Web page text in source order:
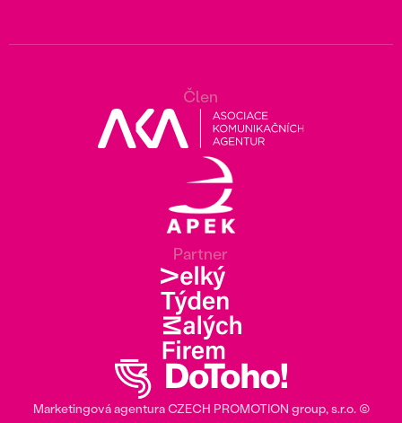
Člen
Partner
Marketingová agenturaCZECH PROMOTION group, s.r.o. ©